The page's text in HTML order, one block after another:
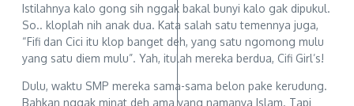
Istilahnya kalo gong sih nggak bakal bunyi kalo gak dipukul.
So.. kloplah nih anak dua. Kata salah satu temennya juga,
“Fifi dan Cici itu klop banget deh, yang satu ngomong mulu
yang satu diem mulu”. Yah, itulah mereka berdua, Cifi Girl’s!
Dulu, waktu SMP mereka sama-sama belon pake kerudung.
Bahkan nggak minat deh ama yang namanya Islam. Tapi